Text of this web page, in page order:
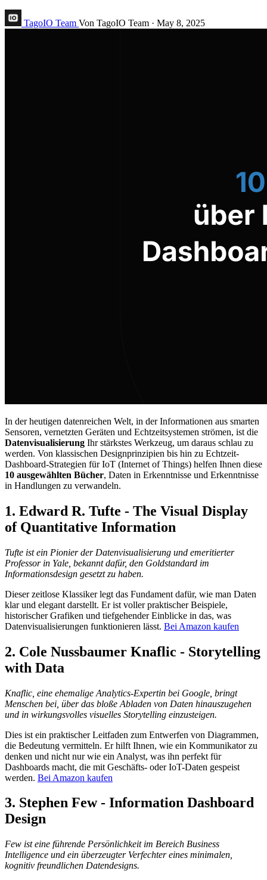
TagoIO Team Von TagoIO Team · May 8, 2025
In der heutigen datenreichen Welt, in der Informationen aus smarten
Sensoren, vernetzten Geräten und Echtzeitsystemen strömen, ist die
Datenvisualisierung Ihr stärkstes Werkzeug, um daraus schlau zu
werden. Von klassischen Designprinzipien bis hin zu Echtzeit-
Dashboard-Strategien für IoT (Internet of Things) helfen Ihnen diese
10 ausgewählten Bücher, Daten in Erkenntnisse und Erkenntnisse
in Handlungen zu verwandeln.
1. Edward R. Tufte - The Visual Display
of Quantitative Information
Tufte ist ein Pionier der Datenvisualisierung und emeritierter
Professor in Yale, bekannt dafür, den Goldstandard im
Informationsdesign gesetzt zu haben.
Dieser zeitlose Klassiker legt das Fundament dafür, wie man Daten
klar und elegant darstellt. Er ist voller praktischer Beispiele,
historischer Grafiken und tiefgehender Einblicke in das, was
Datenvisualisierungen funktionieren lässt. Bei Amazon kaufen
2. Cole Nussbaumer Knaflic - Storytelling
with Data
Knaflic, eine ehemalige Analytics-Expertin bei Google, bringt
Menschen bei, über das bloße Abladen von Daten hinauszugehen
und in wirkungsvolles visuelles Storytelling einzusteigen.
Dies ist ein praktischer Leitfaden zum Entwerfen von Diagrammen,
die Bedeutung vermitteln. Er hilft Ihnen, wie ein Kommunikator zu
denken und nicht nur wie ein Analyst, was ihn perfekt für
Dashboards macht, die mit Geschäfts- oder IoT-Daten gespeist
werden. Bei Amazon kaufen
3. Stephen Few - Information Dashboard
Design
Few ist eine führende Persönlichkeit im Bereich Business
Intelligence und ein überzeugter Verfechter eines minimalen,
kognitiv freundlichen Datendesigns.